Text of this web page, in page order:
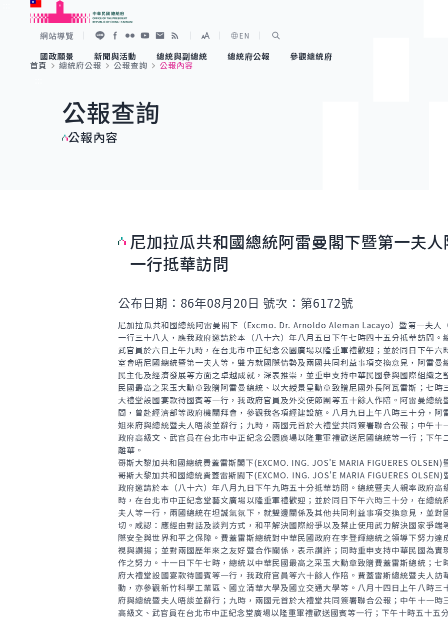
跳到主要內容
網站導覽
展開字級選單
EN
國政願景
國家氣候變遷對策委員會
重要談話
新聞與活動
總統府新聞
影音頻道
總統與副總統
賴清德總統
總統府公報 參觀總統府
首頁 總統府公報 公報查詢
公報內容
公報查詢
公報內容
尼加拉瓜共和國總統阿雷曼閣下暨第一夫
一行抵華訪問
公布日期：86年08月20日 號次：第6172號
尼加拉瓜共和國總統阿雷曼閣下（Excmo. Dr. Arnoldo Aleman Lacayo）暨第一夫人
一行三十八人，應我政府邀請於本（八十六）年八月五日下午七時四十五分抵華訪問。
武官員於六日上午九時，在台北市中正紀念公園廣場以隆重軍禮歡迎；並於同日下午六
室會晤尼國總統暨第一夫人等，雙方就國際情勢及兩國共同利益事項交換意見，阿雷曼
民主化及經濟發展等方面之卓越成就，深表推崇，並重申支持中華民國參與國際組織之
民國最高之采玉大勳章致贈阿雷曼總統、以大綬景星勳章致贈尼國外長阿瓦雷斯；七時
大禮堂設國宴款待國賓等一行，我政府官員及外交使節團等五十餘人作陪。阿雷曼總統
間，曾赴經濟部等政府機關拜會，參觀我各項經建設施。八月九日上午八時三十分，阿
姐來府與總統暨夫人晤談並辭行；九時，兩國元首於大禮堂共同簽署聯合公報；中午十
政府高級文、武官員在台北市中正紀念公園廣場以隆重軍禮歡送尼國總統等一行；下午
離華。
哥斯大黎加共和國總統費蓋雷斯閣下(EXCMO. ING. JOS'E MARIA FIGUERES OLSEN)
哥斯大黎加共和國總統費蓋雷斯閣下(EXCMO. ING. JOS'E MARIA FIGUERES
政府邀請於本（八十六）年八月九日下午九時五十分抵華訪問。總統暨夫人親率政府高
時，在台北市中正紀念堂藝文廣場以隆重軍禮歡迎；並於同日下午六時三十分，在總統
夫人等一行，兩國總統在坦誠氣氛下，就雙邊關係及其他共同利益事項交換意見，並對
切。咸認：應經由對話及談判方式，和平解決國際紛爭以及禁止使用武力解決國家爭端
際安全與世界和平之保障。費蓋雷斯總統對中華民國政府在李登輝總統之領導下努力達
視與讚揚；並對兩國歷年來之友好暨合作關係，表示讚許；同時重申支持中華民國為實
作之努力。十一日下午七時，總統以中華民國最高之采玉大勳章致贈費蓋雷斯總統；七
府大禮堂設國宴款待國賓等一行，我政府官員等六十餘人作陪。費蓋雷斯總統暨夫人訪
動，亦參觀新竹科學工業區、國立清華大學及國立交通大學等。八月十四日上午八時三
府與總統暨夫人晤談並辭行；九時，兩國元首於大禮堂共同簽署聯合公報；中午十一時
高級文、武官員在台北市中正紀念堂廣場以隆重軍禮歡送國賓等一行；下午十時五十五